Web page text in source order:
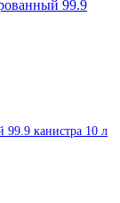
канистра 10 л